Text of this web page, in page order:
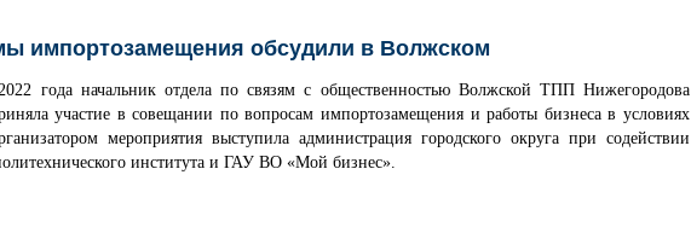
импортозамещения обсудили в Волжском
года начальник отдела по связям с общественностью Волжской ТПП Нижегородова
участие в совещании по вопросам импортозамещения и работы бизнеса в условиях
мероприятия выступила администрация городского округа при содействии
института и ГАУ ВО «Мой бизнес».